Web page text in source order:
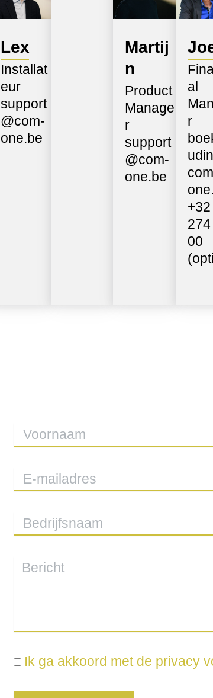
Lex
Installat
eur
support
@com-
one.be
Martij
n
Product
Manage
r
support
@com-
one.be
al
r
00
Ik ga akkoord met de privacy